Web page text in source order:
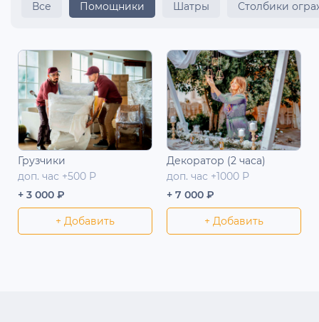
Все Помощники Шатры Столбики
Грузчики
доп. час +500 Р
+ 3 000 ₽
+ Добавить
Декоратор (2 часа)
доп. час +1000 Р
+ 7 000 ₽
+ Добавить